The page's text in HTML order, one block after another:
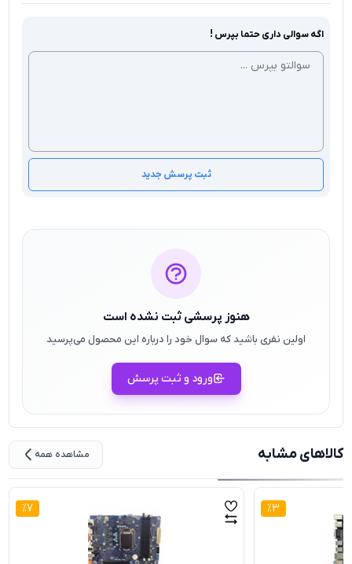
اگه سوالی داری حتما بپرس !
ثبت پرسش جدید
هنوز پرسشی ثبت نشده است
اولین نفری باشید که سوال خود را درباره این محصول می‌پرسید
ورود و ثبت پرسش
کالاهای مشابه مشاهده همه
7
% 3
%